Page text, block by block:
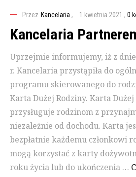
Przez Kancelaria , 1 kwietnia 2021 , 0
Uprzejmie informujemy, iż z
r. Kancelaria przystąpiła do
programu skierowanego do
Karta Dużej Rodziny. Karta
przysługuje rodzinom z
niezależnie od dochodu. Karta
bezpłatnie każdemu członkowi
mogą korzystać z karty
roku życia lub do ukończenia …